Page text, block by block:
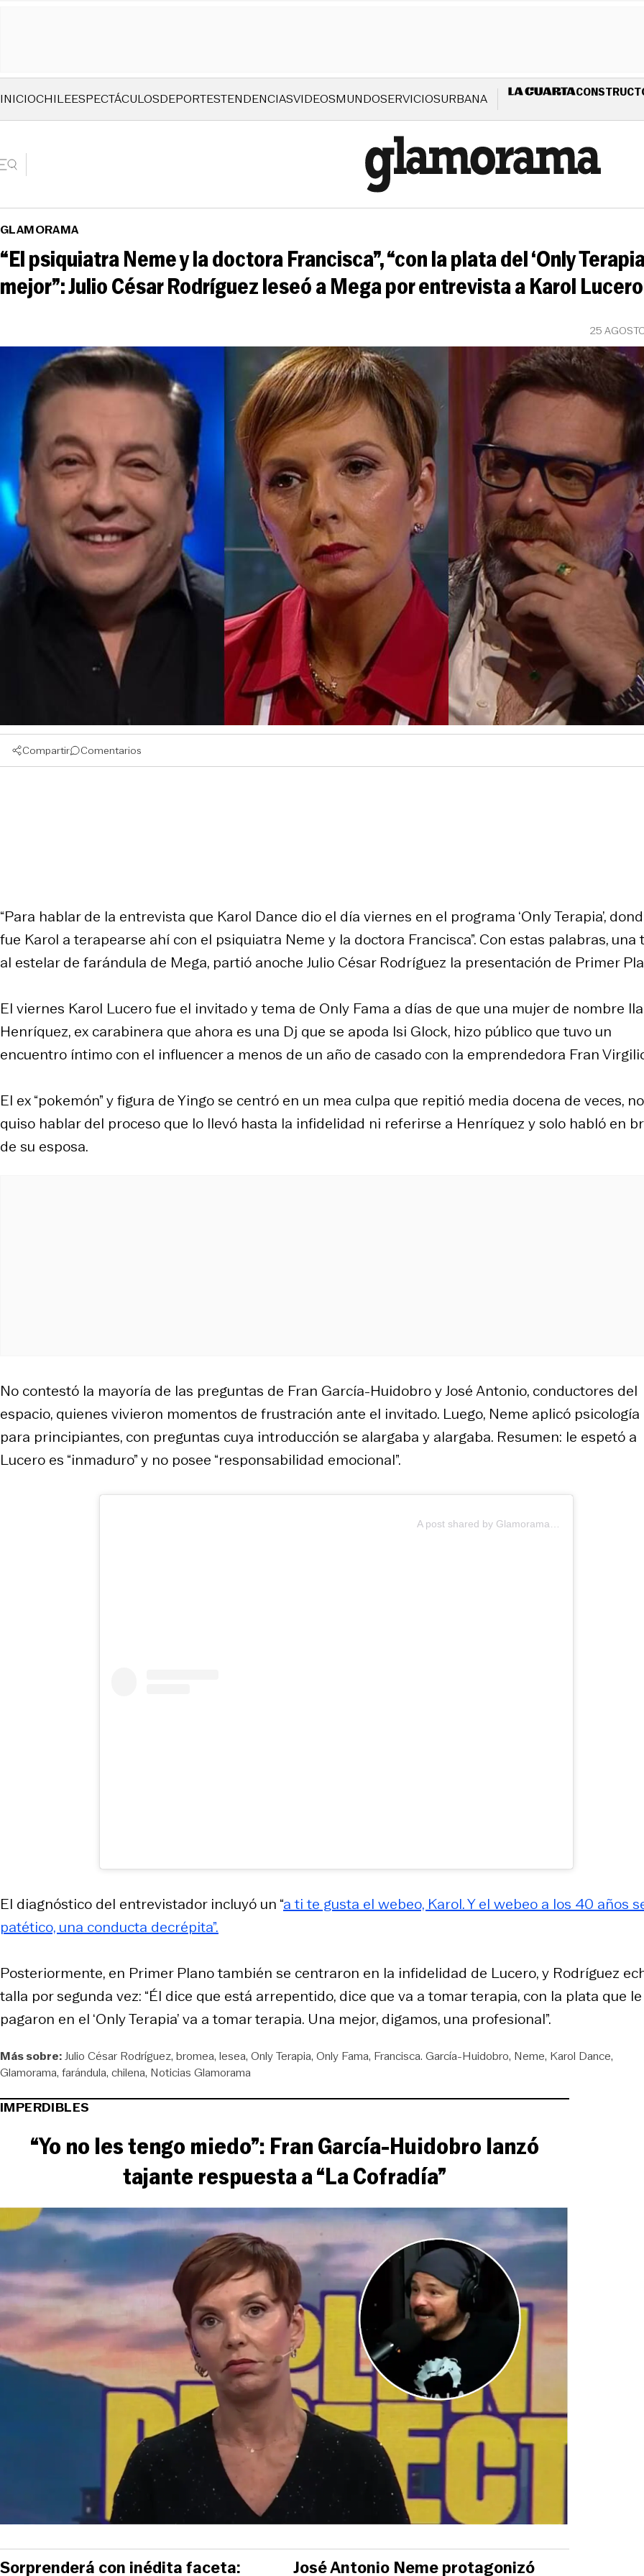
INICIOCHILEESPECTÁCULOSDEPORTESTENDENCIASVIDEOSMUNDOSERVICIOSURBANA
GLAMORAMA
“El psiquiatra Neme y la doctora Francisca”, “con la plata del ‘Only
mejor”: Julio César Rodríguez leseó a Mega por entrevista a Karol Lucero
25
Compartir Comentarios
“Para hablar de la entrevista que Karol Dance dio el día viernes en el programa ‘Only Terapia’,
fue Karol a terapearse ahí con el psiquiatra Neme y la doctora Francisca”. Con estas palabras, una
al estelar de farándula de Mega, partió anoche Julio César Rodríguez la presentación de Primer
El viernes Karol Lucero fue el invitado y tema de Only Fama a días de que una mujer de nombre
Henríquez, ex carabinera que ahora es una Dj que se apoda Isi Glock, hizo público que tuvo un
encuentro íntimo con el influencer a menos de un año de casado con la emprendedora Fran
El ex “pokemón” y figura de Yingo se centró en un mea culpa que repitió media docena de veces, no
quiso hablar del proceso que lo llevó hasta la infidelidad ni referirse a Henríquez y solo habló en
de su esposa.
No contestó la mayoría de las preguntas de Fran García-Huidobro y José Antonio, conductores del
espacio, quienes vivieron momentos de frustración ante el invitado. Luego, Neme aplicó psicología
para principiantes, con preguntas cuya introducción se alargaba y alargaba. Resumen: le espetó a
Lucero es “inmaduro” y no posee “responsabilidad emocional”.
View this post on Instagram
El diagnóstico del entrevistador incluyó un “a ti te gusta el webeo, Karol. Y el webeo a los 40 años
patético, una conducta decrépita”.
Posteriormente, en Primer Plano también se centraron en la infidelidad de Lucero, y Rodríguez
talla por segunda vez: “Él dice que está arrepentido, dice que va a tomar terapia, con la plata que le
pagaron en el ‘Only Terapia’ va a tomar terapia. Una mejor, digamos, una profesional”.
Más sobre:Julio César Rodríguez bromea lesea Only Terapia Only Fama Francisca. García-Huidobro Neme Karol Dance
Glamorama farándula chilena Noticias Glamorama
IMPERDIBLES
“Yo no les tengo miedo”: Fran García-Huidobro lanzó
tajante respuesta a “La Cofradía”
Sorprenderá con inédita faceta: José Antonio Neme protagonizó